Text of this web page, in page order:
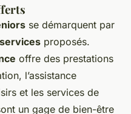
se démarquent par
services proposés.
offre des prestations
l’assistance
et les services de
un gage de bien-être